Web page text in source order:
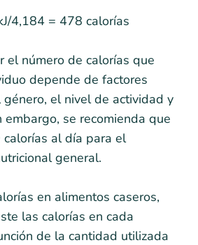
4,184 = 478 calorías
el número de calorías que
depende de factores
el nivel de actividad y
embargo, se recomienda que
al día para el
general.
en alimentos caseros,
las calorías en cada
de la cantidad utilizada